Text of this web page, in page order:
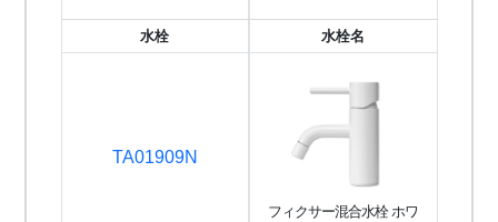
水栓
TA01909N
水栓名
フィクサー混合水栓 ホワ